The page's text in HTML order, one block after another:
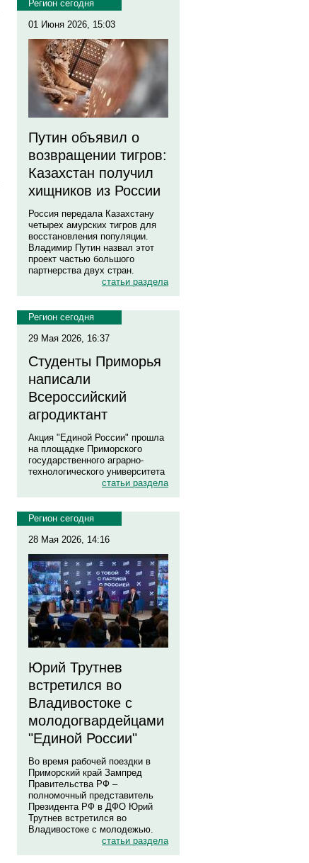
Регион сегодня
01 Июня 2026, 15:03
Путин объявил о
возвращении тигров:
Казахстан получил
хищников из России
Россия передала Казахстану
четырех амурских тигров для
восстановления популяции.
Владимир Путин назвал этот
проект частью большого
партнерства двух стран.
статьи раздела
Регион сегодня
29 Мая 2026, 16:37
Студенты Приморья
написали
Всероссийский
агродиктант
Акция "Единой России" прошла
на площадке Приморского
государственного аграрно-
технологического университета
статьи раздела
Регион сегодня
28 Мая 2026, 14:16
Юрий Трутнев
встретился во
Владивостоке с
молодогвардейцами
"Единой России"
Во время рабочей поездки в
Приморский край Зампред
Правительства РФ –
полномочный представитель
Президента РФ в ДФО Юрий
Трутнев встретился во
Владивостоке с молодежью.
статьи раздела